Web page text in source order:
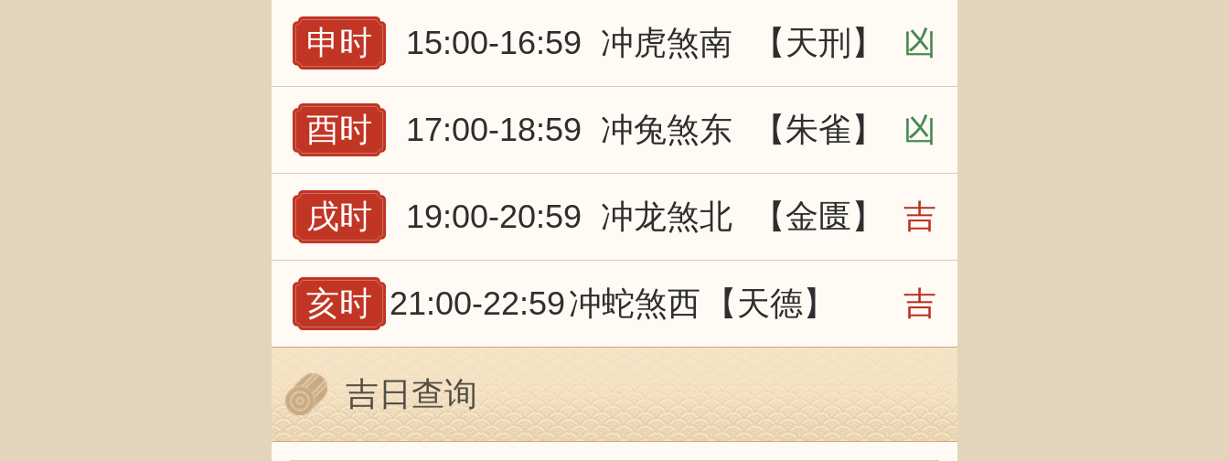
申时 15:00-16:59 冲虎煞南 【天刑】 凶
酉时 17:00-18:59 冲兔煞东 【朱雀】 凶
戌时 19:00-20:59 冲龙煞北 【金匮】 吉
亥时 21:00-22:59冲蛇煞西 【天德】 吉
吉日查询